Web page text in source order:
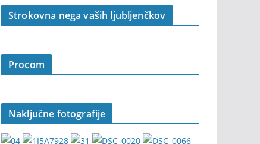
Strokovna nega vaših ljubljenčkov
Procom
Naključne fotografije